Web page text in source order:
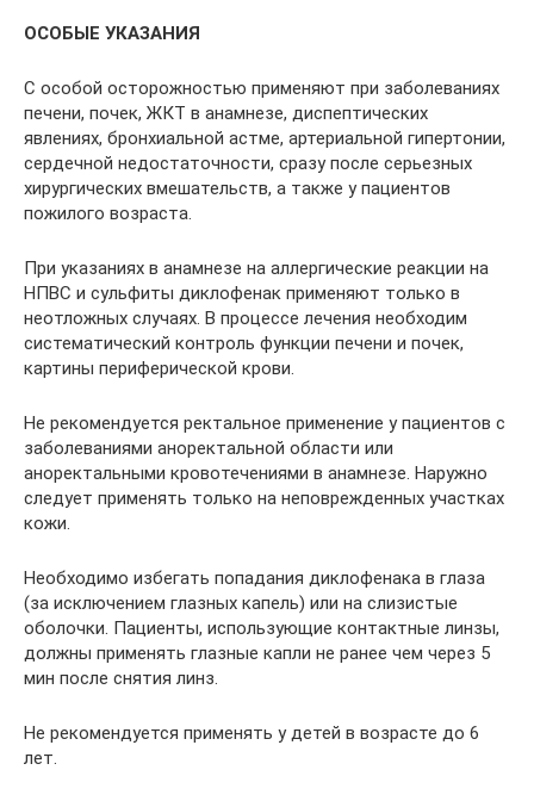
ОСОБЫЕ УКАЗАНИЯ
С особой осторожностью применяют при заболеваниях
печени, почек, ЖКТ в анамнезе, диспептических
явлениях, бронхиальной астме, артериальной гипертонии,
сердечной недостаточности, сразу после серьезных
хирургических вмешательств, а также у пациентов
пожилого возраста.
При указаниях в анамнезе на аллергические реакции на
НПВС и сульфиты диклофенак применяют только в
неотложных случаях. В процессе лечения необходим
систематический контроль функции печени и почек,
картины периферической крови.
Не рекомендуется ректальное применение у пациентов с
заболеваниями аноректальной области или
аноректальными кровотечениями в анамнезе. Наружно
следует применять только на неповрежденных участках
кожи.
Необходимо избегать попадания диклофенака в глаза
(за исключением глазных капель) или на слизистые
оболочки. Пациенты, использующие контактные линзы,
должны применять глазные капли не ранее чем через 5
мин после снятия линз.
Не рекомендуется применять у детей в возрасте до 6
лет.